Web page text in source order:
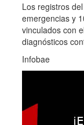
Los registros
emergencias y
vinculados con
diagnósticos
Infobae